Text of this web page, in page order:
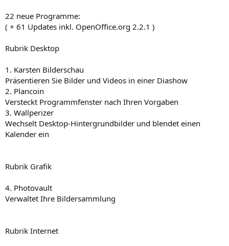
22 neue Programme:
( + 61 Updates inkl. OpenOffice.org 2.2.1 )
Rubrik Desktop
1. Karsten Bilderschau
Präsentieren Sie Bilder und Videos in einer Diashow
2. Plancoin
Versteckt Programmfenster nach Ihren Vorgaben
3. Wallperizer
Wechselt Desktop-Hintergrundbilder und blendet einen
Kalender ein
Rubrik Grafik
4. Photovault
Verwaltet Ihre Bildersammlung
Rubrik Internet